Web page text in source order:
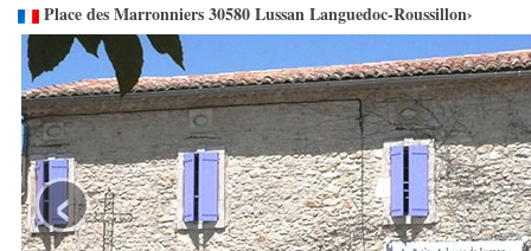
Place des Marronniers 30580 Lussan Languedoc-Roussillon›
‹